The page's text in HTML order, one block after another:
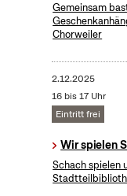
Gemeinsam
Chorweiler
2.12.2025
16 bis 17 Uhr
Eintritt frei
Wir spielen
Schach spielen